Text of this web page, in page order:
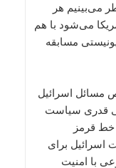
می‌بینیم هر
می‌شود با هم
مسابقه
مسائل اسرائیل
قدری سیاست
خط قرمز‌
اسرائیل برای
با امنیت